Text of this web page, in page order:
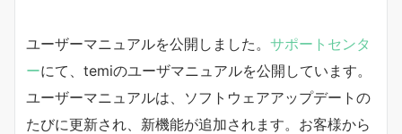
ユーザーマニュアルを公開しました。 サポートセンタ
ーにて、temiのユーザマニュアルを公開しています。
ユーザーマニュアルは、ソフトウェアアップデートの
たびに更新され、新機能が追加されます。お客様から